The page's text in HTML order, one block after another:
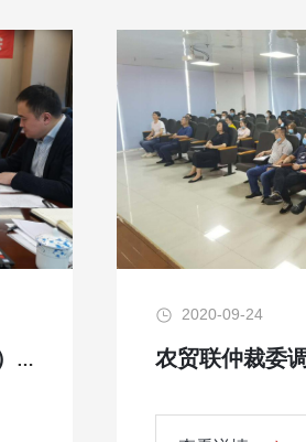
农产品流通行业法治建设（眉山）研讨会召开 促农批市场营商法治环境改善
2020-09-24